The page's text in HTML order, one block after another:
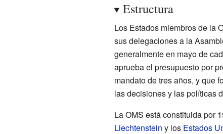
Estructura
Los Estados miembros de la
sus delegaciones a la
generalmente en mayo de
aprueba el presupuesto por
mandato de tres años, y que
las decisiones y las políticas
La OMS está constituida por
Liechtenstein y los Estados